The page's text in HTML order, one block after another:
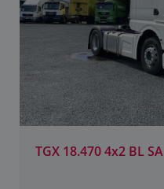
TGX 18.470 4x2 BL SA